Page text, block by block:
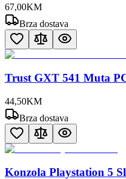
67,00KM
Brza dostava
Trust GXT 541 Muta
44,50KM
Brza dostava
Konzola Playstation 5